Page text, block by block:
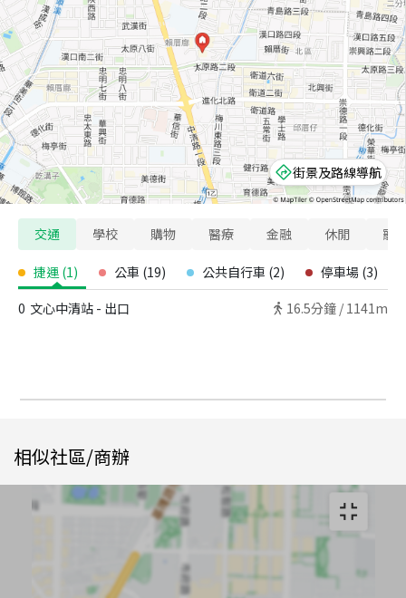
街景及路線導航
交通 學校 購物 醫療 金融 休閒 寵
捷運 (1) 公車 (19) 公共自行車 (2) 停車場 (3)
0 文心中清站 - 出口 16.5分鐘 / 1141m
相似社區/商辦